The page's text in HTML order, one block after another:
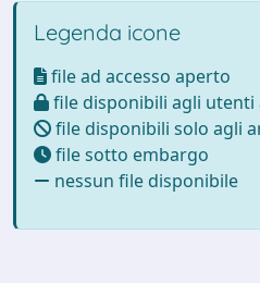
Legenda icone
file ad accesso aperto
file disponibili agli utenti
file disponibili solo agli
file sotto embargo
nessun file disponibile